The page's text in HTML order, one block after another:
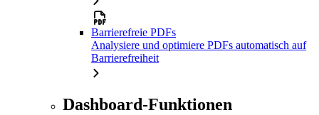
Barrierefreie PDFs
Analysiere und optimiere PDFs automatisch auf
Barrierefreiheit
Dashboard-Funktionen